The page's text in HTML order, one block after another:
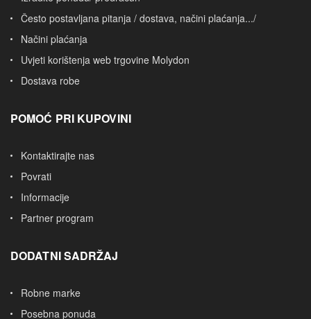
Često postavljana pitanja / dostava, načini plaćanja.../
Načini plaćanja
Uvjeti korištenja web trgovine Molydon
Dostava robe
POMOĆ PRI KUPOVINI
Kontaktirajte nas
Povrati
Informacije
Partner program
DODATNI SADRŽAJ
Robne marke
Posebna ponuda